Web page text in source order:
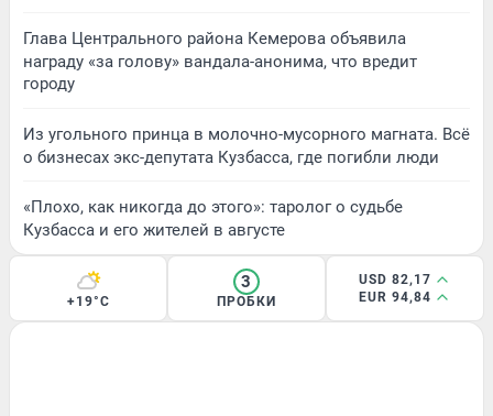
Глава Центрального района Кемерова объявила
награду «за голову» вандала-анонима, что вредит
городу
Из угольного принца в молочно-мусорного магната. Всё
о бизнесах экс-депутата Кузбасса, где погибли люди
«Плохо, как никогда до этого»: таролог о судьбе
Кузбасса и его жителей в августе
+19°C
3
ПРОБКИ
USD 82,17
EUR 94,84